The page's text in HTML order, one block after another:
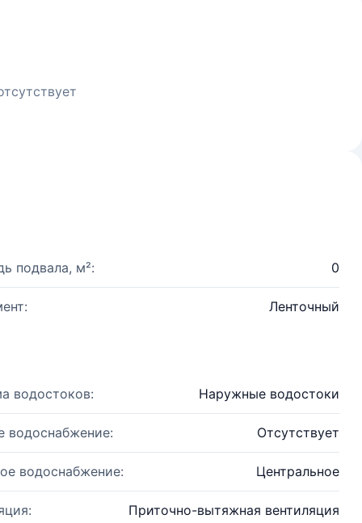
подвала, м²: 0
Ленточный
водостоков: Наружные водостоки
водоснабжение: Отсутствует
водоснабжение: Центральное
Приточно-вытяжная вентиляция